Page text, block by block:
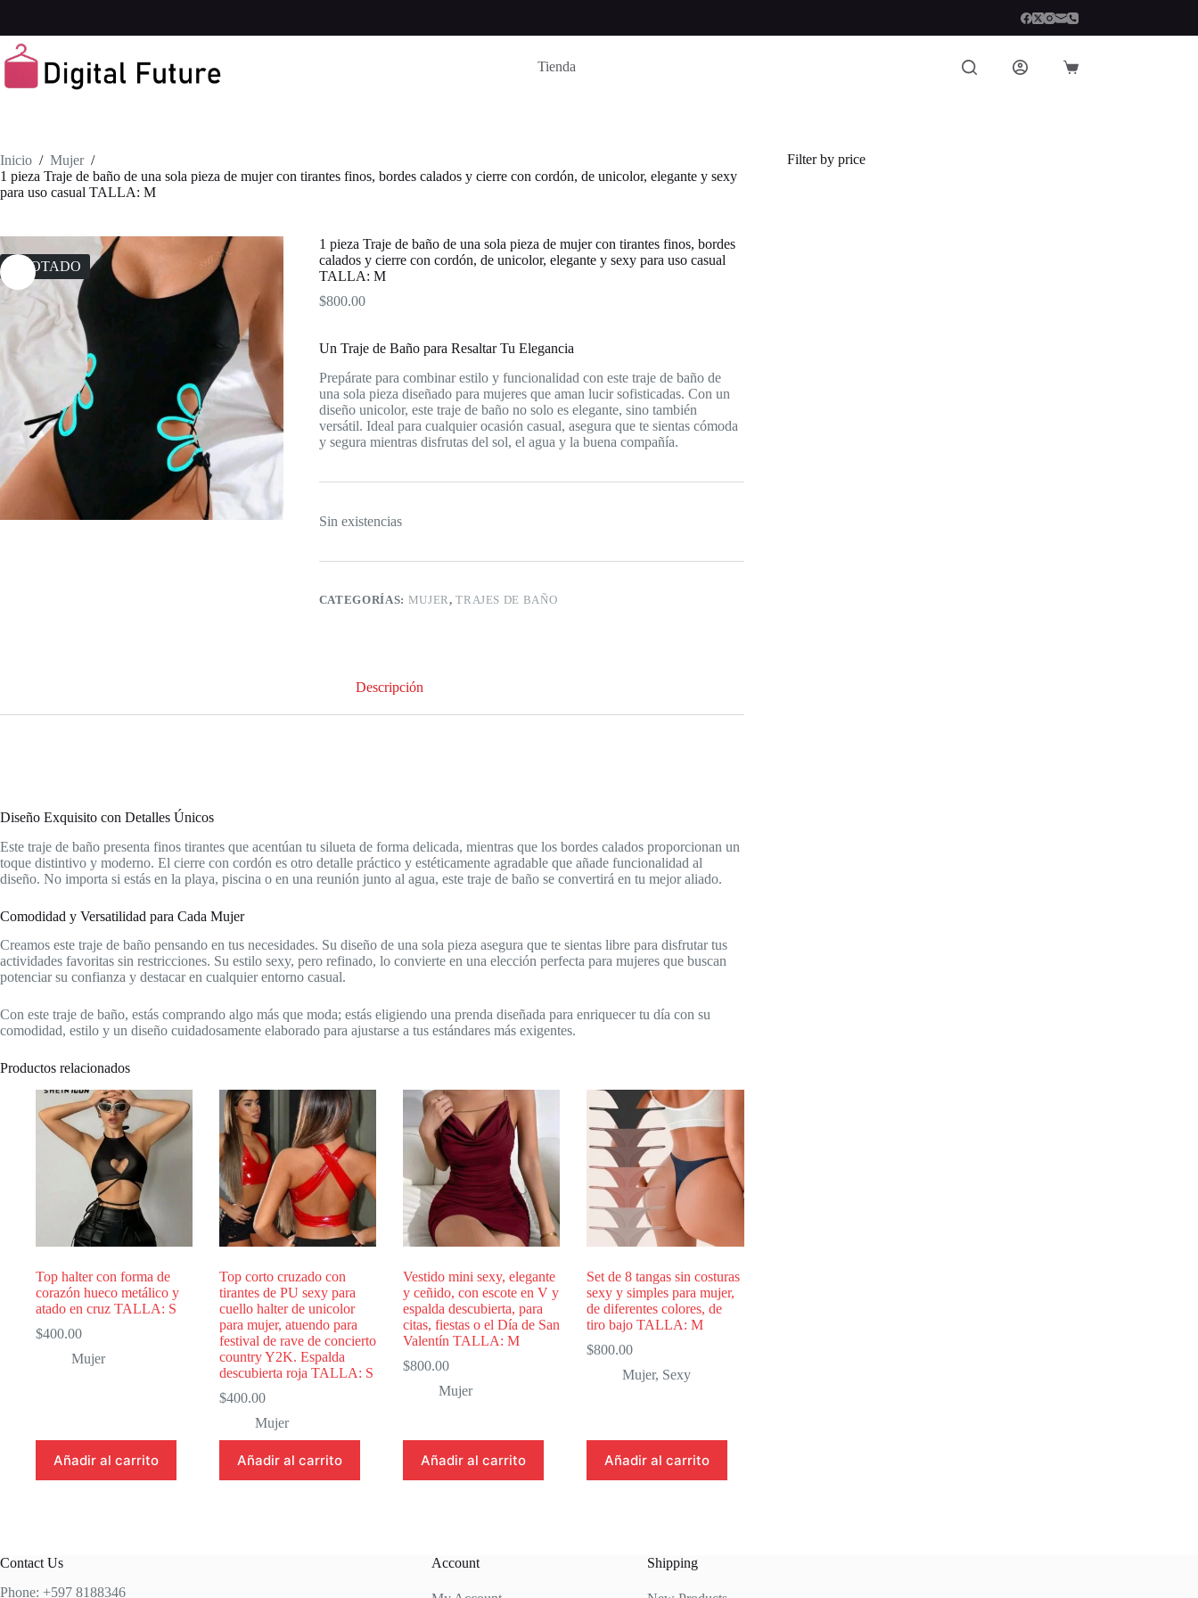
contenido
Tienda
Carro
Inicio / Mujer /
1 pieza Traje de baño de una sola pieza de mujer con tirantes finos, bordes calados y cierre con cordón, de unicolor, elegante y sexy
para uso casual TALLA: M
AGOTADO
1 pieza Traje de baño de una sola pieza de mujer con tirantes finos, bordes
calados y cierre con cordón, de unicolor, elegante y sexy para uso casual
TALLA: M
$800.00
Un Traje de Baño para Resaltar Tu Elegancia
Prepárate para combinar estilo y funcionalidad con este traje de baño de
una sola pieza diseñado para mujeres que aman lucir sofisticadas. Con un
diseño unicolor, este traje de baño no solo es elegante, sino también
versátil. Ideal para cualquier ocasión casual, asegura que te sientas cómoda
y segura mientras disfrutas del sol, el agua y la buena compañía.
Sin existencias
CATEGORÍAS: MUJER,TRAJES DE BAÑO
Descripción
Diseño Exquisito con Detalles Únicos
Este traje de baño presenta finos tirantes que acentúan tu silueta de forma delicada, mientras que los bordes calados proporcionan un
toque distintivo y moderno. El cierre con cordón es otro detalle práctico y estéticamente agradable que añade funcionalidad al
diseño. No importa si estás en la playa, piscina o en una reunión junto al agua, este traje de baño se convertirá en tu mejor aliado.
Comodidad y Versatilidad para Cada Mujer
Creamos este traje de baño pensando en tus necesidades. Su diseño de una sola pieza asegura que te sientas libre para disfrutar tus
actividades favoritas sin restricciones. Su estilo sexy, pero refinado, lo convierte en una elección perfecta para mujeres que buscan
potenciar su confianza y destacar en cualquier entorno casual.
Con este traje de baño, estás comprando algo más que moda; estás eligiendo una prenda diseñada para enriquecer tu día con su
comodidad, estilo y un diseño cuidadosamente elaborado para ajustarse a tus estándares más exigentes.
Productos relacionados
Top halter con forma de
corazón hueco metálico y
atado en cruz TALLA: S
$400.00
Mujer
Añadir al carrito
Top corto cruzado con
tirantes de PU sexy para
cuello halter de unicolor
para mujer, atuendo para
festival de rave de concierto
country Y2K. Espalda
descubierta roja TALLA: S
$400.00
Mujer
Añadir al carrito
Vestido mini sexy, elegante
y ceñido, con escote en V y
espalda descubierta, para
citas, fiestas o el Día de San
Valentín TALLA: M
$800.00
Mujer
Añadir al carrito
Set de 8 tangas sin costuras
sexy y simples para mujer,
de diferentes colores, de
tiro bajo TALLA: M
$800.00
Mujer, Sexy
Añadir al carrito
Filter by price
Contact Us
Phone: +597 8188346
Account Shipping